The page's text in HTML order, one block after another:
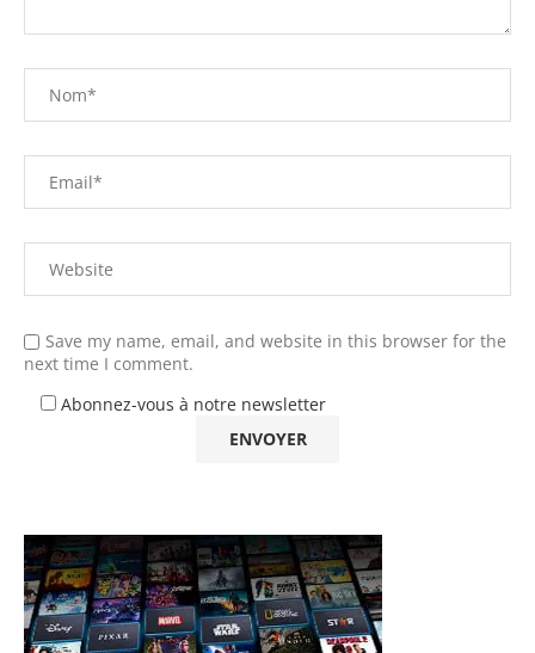
Save my name, email, and website in this browser for the
next time I comment.
Abonnez-vous à notre newsletter